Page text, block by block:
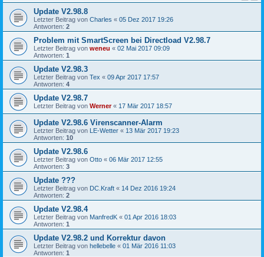
Update V2.98.8
Letzter Beitrag von Charles « 05 Dez 2017 19:26
Antworten: 2
Problem mit SmartScreen bei Directload V2.98.7
Letzter Beitrag von weneu « 02 Mai 2017 09:09
Antworten: 1
Update V2.98.3
Letzter Beitrag von Tex « 09 Apr 2017 17:57
Antworten: 4
Update V2.98.7
Letzter Beitrag von Werner« 17 Mär 2017 18:57
Update V2.98.6 Virenscanner-Alarm
Letzter Beitrag von LE-Wetter « 13 Mär 2017 19:23
Antworten: 10
Update V2.98.6
Letzter Beitrag von Otto « 06 Mär 2017 12:55
Antworten: 3
Update ???
Letzter Beitrag von DC.Kraft « 14 Dez 2016 19:24
Antworten: 2
Update V2.98.4
Letzter Beitrag von ManfredK « 01 Apr 2016 18:03
Antworten: 1
Update V2.98.2 und Korrektur davon
Letzter Beitrag von hellebelle « 01 Mär 2016 11:03
Antworten: 1